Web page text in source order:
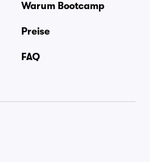
Warum Bootcamp
Preise
FAQ